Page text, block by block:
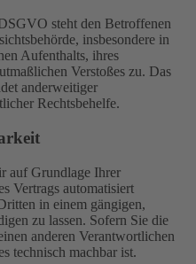
steht den Betroffenen
insbesondere in
Aufenthalts, ihres
Verstoßes zu. Das
anderweitiger
Rechtsbehelfe.
auf Grundlage Ihrer
Vertrags automatisiert
in einem gängigen,
zu lassen. Sofern Sie die
anderen Verantwortlichen
technisch machbar ist.